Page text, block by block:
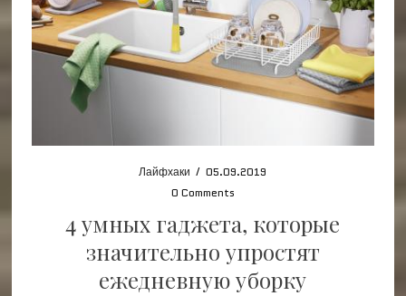
Лайфхаки / 05.09.2019
0 Comments
4 умных гаджета, которые
значительно упростят
ежедневную уборку